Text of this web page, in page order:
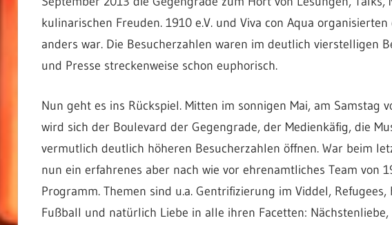
kulinarischen Freuden. 1910 e.V. und Viva con Aqua
anders war. Die Besucherzahlen waren im deutlich vierstelligen
und Presse streckenweise schon euphorisch.
Nun geht es ins Rückspiel. Mitten im sonnigen Mai, am Samstag
wird sich der Boulevard der Gegengrade, der Medienkäfig, die
vermutlich deutlich höheren Besucherzahlen öffnen. War beim
nun ein erfahrenes aber nach wie vor ehrenamtliches Team von
Programm. Themen sind u.a. Gentrifizierung im Viddel,
Fußball und natürlich Liebe in alle ihren Facetten: